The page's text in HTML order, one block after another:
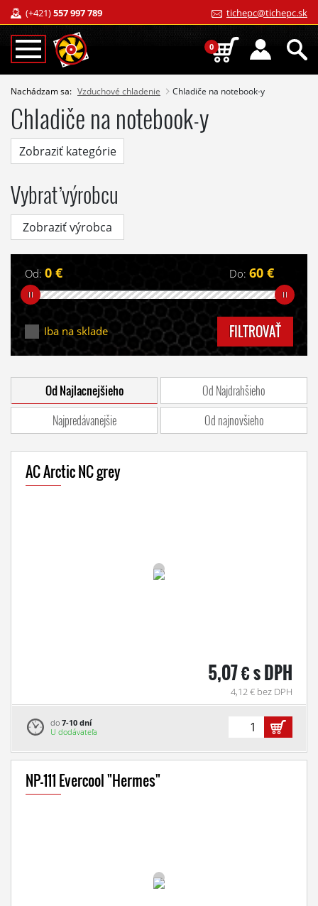
(+421)557 997 789 tichepc@tichepc.sk
0
Nachádzam sa: Vzduchové chladenie Chladiče na notebook-y
Chladiče na notebook-y
Zobraziť kategórie
Vybrať výrobcu
Zobraziť výrobca
Od: 0 € Do: 60 €
Iba na sklade FILTROVAŤ
Od Najlacnejšieho
Od Najdrahšieho
Najpredávanejšie
Od najnovšieho
AC Arctic NC grey
5,07 € s DPH
4,12 € bez DPH
do 7-10 dní
U dodávateľa
NP-111 Evercool "Hermes"